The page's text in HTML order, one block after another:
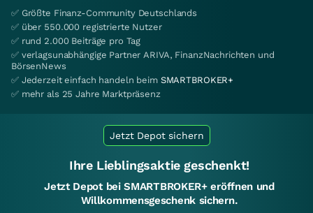
✅ Größte Finanz-Community Deutschlands
✅ über 550.000 registrierte Nutzer
✅ rund 2.000 Beiträge pro Tag
✅ verlagsunabhängige Partner ARIVA, FinanzNachrichten und
BörsenNews
✅ Jederzeit einfach handeln beim SMARTBROKER+
✅ mehr als 25 Jahre Marktpräsenz
Jetzt Depot sichern
Ihre Lieblingsaktie geschenkt!
Jetzt Depot bei SMARTBROKER+ eröffnen und
Willkommensgeschenk sichern.